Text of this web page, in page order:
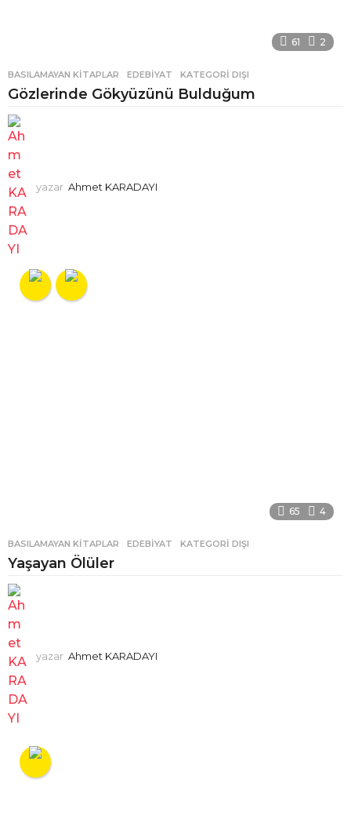
61 2
BASILAMAYAN KITAPLAR ,EDEBIYAT ,KATEGORI DIŞI
Gözlerinde Gökyüzünü Bulduğum
yazar Ahmet KARADAYI
65 4
BASILAMAYAN KITAPLAR ,EDEBIYAT ,KATEGORI DIŞI
Yaşayan Ölüler
yazar Ahmet KARADAYI